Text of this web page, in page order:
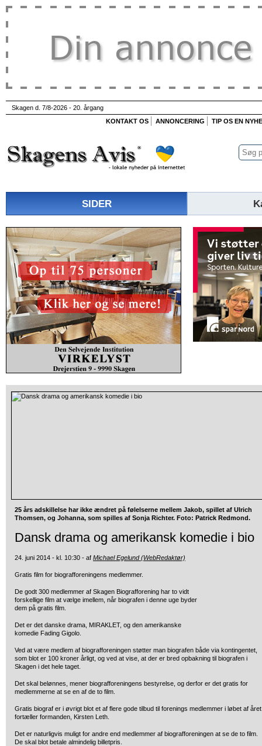
Skagen d. 7/8-2026 - 20. årgang
KONTAKT OS
ANNONCERING TIP OS EN
SIDER
25 års adskillelse har ikke ændret på følelserne mellem Jakob, spillet af Ulrich
Thomsen, og Johanna, som spilles af Sonja Richter. Foto: Patrick Redmond.
Dansk drama og amerikansk komedie i bio
24. juni 2014 - kl. 10:30 - af Michael Egelund (WebRedaktør)
Gratis film for biografforeningens medlemmer.
De godt 300 medlemmer af Skagen Biografforening har to vidt
forskellige film at vælge imellem, når biografen i denne uge byder
dem på gratis film.
Det er det danske drama, MIRAKLET, og den amerikanske
komedie Fading Gigolo.
Ved at være medlem af biografforeningen støtter man biografen både via kontingentet,
som blot er 100 kroner årligt, og ved at vise, at der er bred opbakning til biografen i
Skagen i det hele taget.
Det skal belønnes, mener biografforeningens bestyrelse, og derfor er det gratis for
medlemmerne at se en af de to film.
Gratis biograf er i øvrigt blot et af flere gode tilbud til forenings medlemmer i løbet af
fortæller formanden, Kirsten Leth.
Det er naturligvis muligt for andre end medlemmer af biografforeningen at se de to film.
De skal blot betale almindelig billetpris.